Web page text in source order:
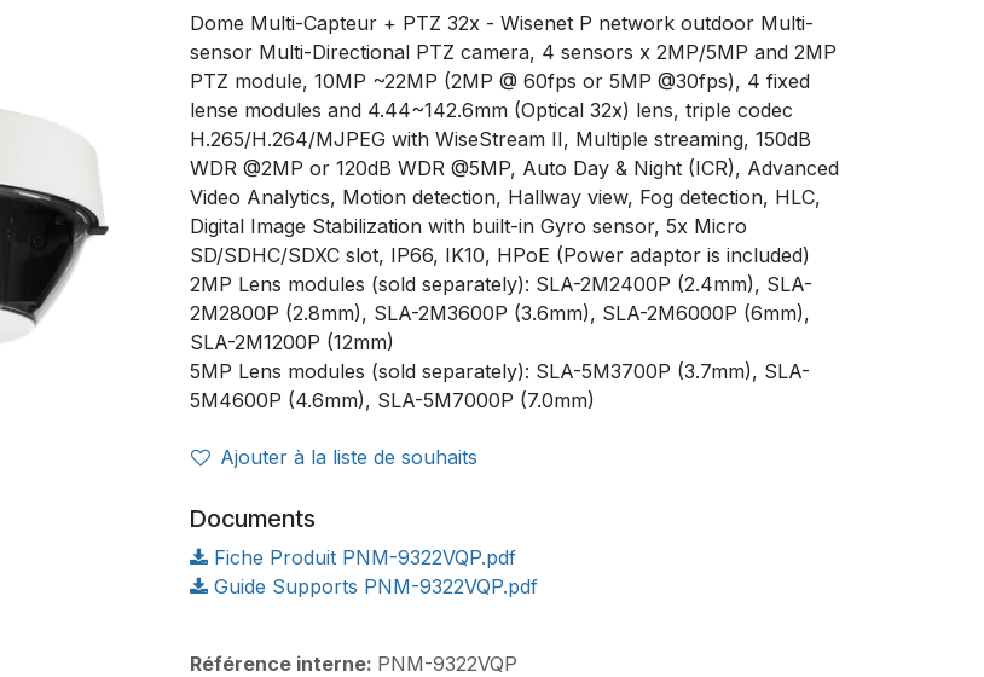
Dome Multi-Capteur + PTZ 32x - Wisenet P network outdoor Multi-
sensor Multi-Directional PTZ camera, 4 sensors x 2MP/5MP and 2MP
PTZ module, 10MP ~22MP (2MP @ 60fps or 5MP @30fps), 4 fixed
lense modules and 4.44~142.6mm (Optical 32x) lens, triple codec
H.265/H.264/MJPEG with WiseStream II, Multiple streaming, 150dB
WDR @2MP or 120dB WDR @5MP, Auto Day & Night (ICR), Advanced
Video Analytics, Motion detection, Hallway view, Fog detection, HLC,
Digital Image Stabilization with built-in Gyro sensor, 5x Micro
SD/SDHC/SDXC slot, IP66, IK10, HPoE (Power adaptor is included)
2MP Lens modules (sold separately): SLA-2M2400P (2.4mm), SLA-
2M2800P (2.8mm), SLA-2M3600P (3.6mm), SLA-2M6000P (6mm),
SLA-2M1200P (12mm)
5MP Lens modules (sold separately): SLA-5M3700P (3.7mm), SLA-
5M4600P (4.6mm), SLA-5M7000P (7.0mm)
Ajouter à la liste de souhaits
Documents
Fiche Produit PNM-9322VQP.pdf
Guide Supports PNM-9322VQP.pdf
Référence interne: PNM-9322VQP